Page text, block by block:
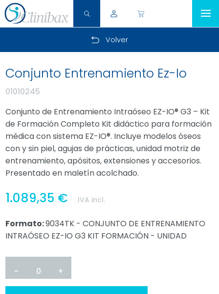
Volver
Conjunto Entrenamiento Ez-Io
01010245
Conjunto de Entrenamiento Intraóseo EZ-IO® G3 – Kit
de Formación Completo Kit didáctico para formación
médica con sistema EZ-IO®. Incluye modelos óseos
con y sin piel, agujas de prácticas, unidad motriz de
entrenamiento, apósitos, extensiones y accesorios.
Presentado en maletín acolchado.
1.089,35 € IVA incl.
Formato:9034TK - CONJUNTO DE ENTRENAMIENTO
INTRAÓSEO EZ-IO G3 KIT FORMACIÓN - UNIDAD
- 0 +